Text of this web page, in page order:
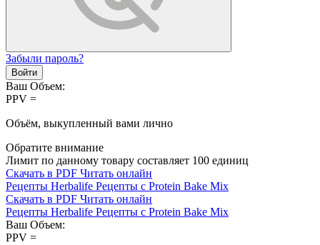
Забыли пароль?
Войти
Ваш Объем:
PPV =
Объём, выкупленный вами лично
Обратите внимание
Лимит по данному товару составляет 100 единиц
Скачать в PDF Читать онлайн
Рецепты Herbalife Рецепты с Protein Bake Mix
Скачать в PDF Читать онлайн
Рецепты Herbalife Рецепты с Protein Bake Mix
Ваш Объем:
PPV =